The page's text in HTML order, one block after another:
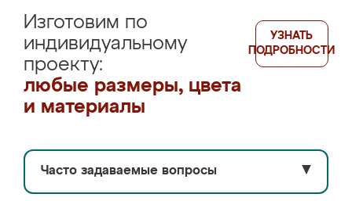
Изготовим по
индивидуальному
проекту:
любые размеры, цвета
и материалы
УЗНАТЬ
ПОДРОБНОСТИ
Часто задаваемые вопросы ▼